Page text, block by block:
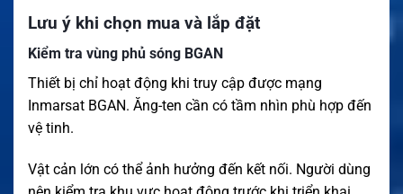
Lưu ý khi chọn mua và lắp đặt
Kiểm tra vùng phủ sóng BGAN
Thiết bị chỉ hoạt động khi truy cập được mạng
Inmarsat BGAN. Ăng-ten cần có tầm nhìn phù hợp đến
vệ tinh.
Vật cản lớn có thể ảnh hưởng đến kết nối. Người dùng